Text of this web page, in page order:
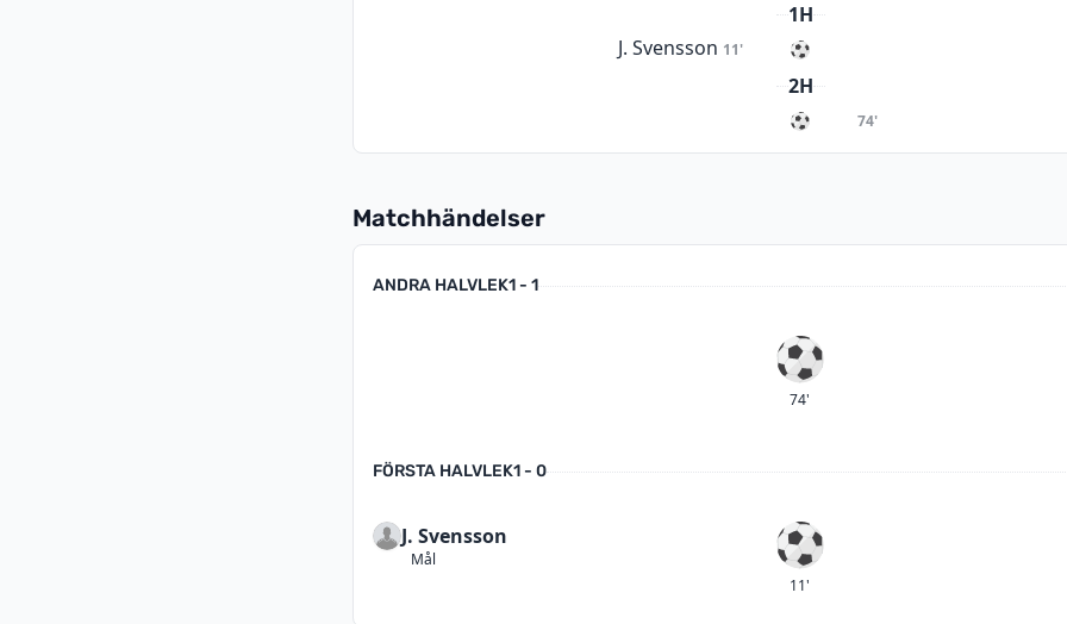
1H
J. Svensson 11'
2H
74'
Matchhändelser
ANDRA HALVLEK1 - 1
Mål
74'
FÖRSTA HALVLEK1 - 0
J. Svensson
Mål Mål
11'